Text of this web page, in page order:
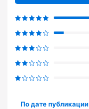
По дате публикации